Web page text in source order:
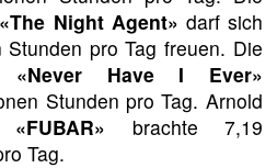
«The Night Agent» darf sich
pro Tag freuen. Die
«Never Have I Ever»
Stunden pro Tag. Arnold
«FUBAR» brachte 7,19
Tag.